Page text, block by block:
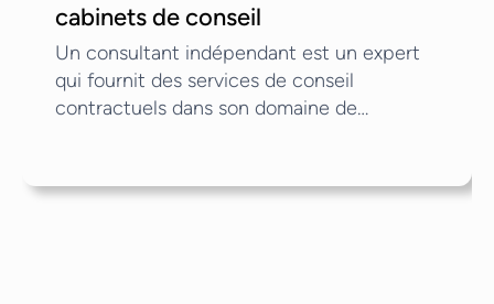
cabinets de conseil
Un consultant indépendant est un expert
qui fournit des services de conseil
contractuels dans son domaine de
stratégiques, opérationnelles ou